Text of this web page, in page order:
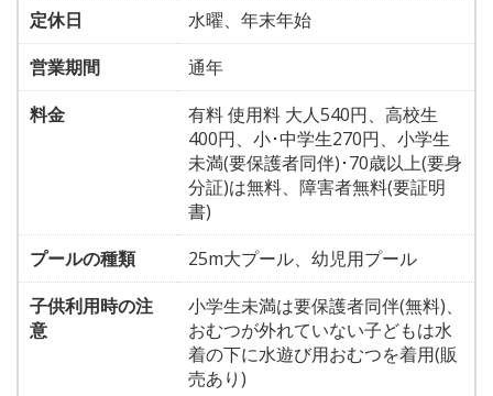
定休日
水曜、年末年始
営業期間
通年
料金
有料 使用料 大人540円、高校生
400円、小･中学生270円、小学生
未満(要保護者同伴)･70歳以上(要身
分証)は無料、障害者無料(要証明
書)
プールの種類
25m大プール、幼児用プール
子供利用時の注
意
小学生未満は要保護者同伴(無料)、
おむつが外れていない子どもは水
着の下に水遊び用おむつを着用(販
売あり)